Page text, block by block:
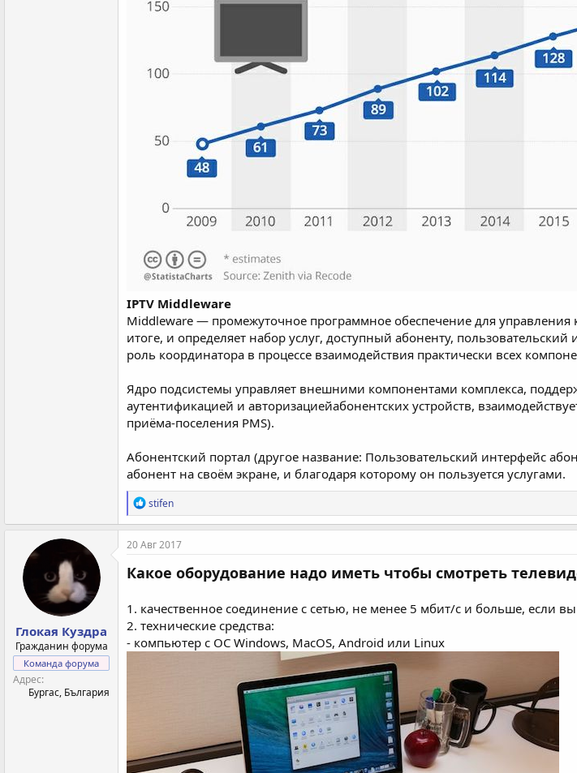
IPTV Middleware
Middleware — промежуточное программное обеспечение для
итоге, и определяет набор услуг, доступный абоненту,
роль координатора в процессе взаимодействия практически всех
Ядро подсистемы управляет внешними компонентами комплекса,
аутентификацией и авторизациейабонентских устройств,
приёма-поселения PMS).
Абонентский портал (другое название: Пользовательский интерфейс
абонент на своём экране, и благодаря которому он пользуется услугами.
Р
е
а
к
и
stifen
Глокая Куздра
Гражданин форума
Команда форума
Адрес
Бургас, България
20 Авг 2017
Какое оборудование надо иметь чтобы смотреть
1. качественное соединение с сетью, не менее 5 мбит/с и больше, если
2. технические средства:
- компьютер с ОС Windows, MacOS, Android или Linux